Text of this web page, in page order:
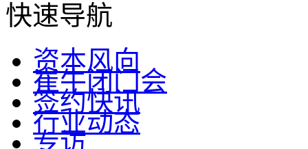
快速导航
资本风向
崔牛闭门会
签约快讯
行业动态
专访